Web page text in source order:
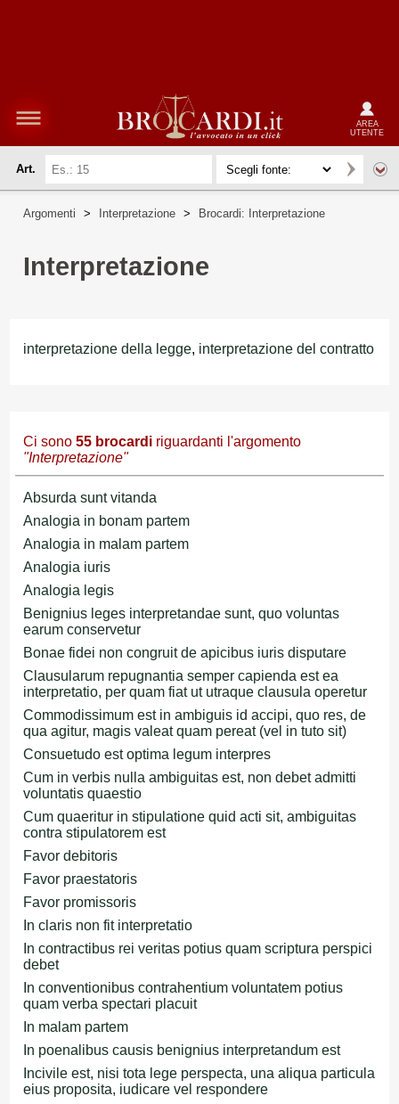
AREA
UTENTE
Art.
Argomenti > Interpretazione > Brocardi: Interpretazione
Interpretazione
interpretazione della legge, interpretazione del contratto
Ci sono 55 brocardi riguardanti l'argomento
"Interpretazione"
Absurda sunt vitanda
Analogia in bonam partem
Analogia in malam partem
Analogia iuris
Analogia legis
Benignius leges interpretandae sunt, quo voluntas
earum conservetur
Bonae fidei non congruit de apicibus iuris disputare
Clausularum repugnantia semper capienda est ea
interpretatio, per quam fiat ut utraque clausula operetur
Commodissimum est in ambiguis id accipi, quo res, de
qua agitur, magis valeat quam pereat (vel in tuto sit)
Consuetudo est optima legum interpres
Cum in verbis nulla ambiguitas est, non debet admitti
voluntatis quaestio
Cum quaeritur in stipulatione quid acti sit, ambiguitas
contra stipulatorem est
Favor debitoris
Favor praestatoris
Favor promissoris
In claris non fit interpretatio
In contractibus rei veritas potius quam scriptura perspici
debet
In conventionibus contrahentium voluntatem potius
quam verba spectari placuit
In malam partem
In poenalibus causis benignius interpretandum est
Incivile est, nisi tota lege perspecta, una aliqua particula
eius proposita, iudicare vel respondere